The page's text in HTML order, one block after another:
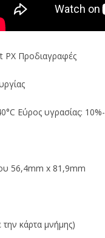
PX Προδιαγραφές
Εύρος υγρασίας:
56,4mm x 81,9mm
κάρτα μνήμης)